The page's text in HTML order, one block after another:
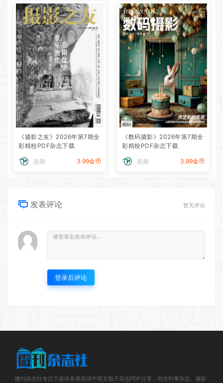
《摄影之友》2026年第7期全
彩精校PDF杂志下载
超频 3.99金币
《数码摄影》2026年第7期全
彩精校PDF杂志下载
超频 3.99金币
发表评论 暂无评论
登录后评论
微刊杂志社专注于提供各类高清中英文电子杂志PDF分享，包含时事杂志、摄影